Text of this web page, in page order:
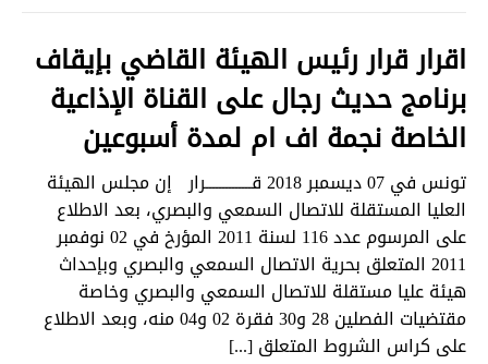
اقرار قرار رئيس الهيئة القاضي بإيقاف
برنامج حديث رجال على القناة الإذاعية
الخاصة نجمة اف ام لمدة أسبوعين
تونس في 07 ديسمبر 2018 قــــــــــــــرار إن مجلس الهيئة
العليا المستقلة للاتصال السمعي والبصري، بعد الاطلاع
على المرسوم عدد 116 لسنة 2011 المؤرخ في 02 نوفمبر
2011 المتعلق بحرية الاتصال السمعي والبصري وبإحداث
هيئة عليا مستقلة للاتصال السمعي والبصري وخاصة
مقتضيات الفصلين 28 و30 فقرة 02 و04 منه، وبعد الاطلاع
على كراس الشروط المتعلق [...]